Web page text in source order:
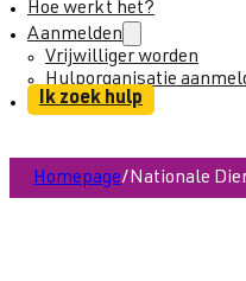
Hoe werkt het?
Aanmelden
Vrijwilliger worden
Hulporganisatie
Ik zoek hulp
Homepage/Nationale